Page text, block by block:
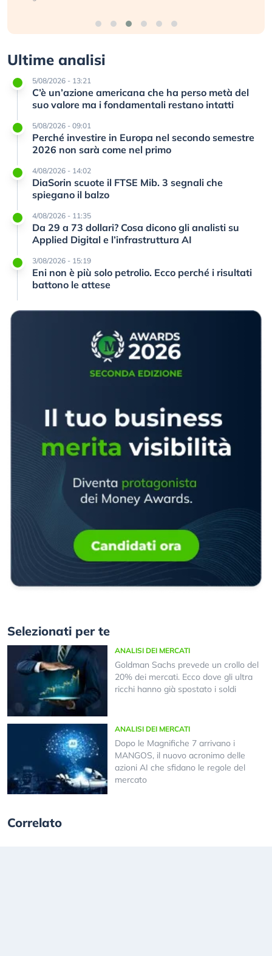
Ultime analisi
5/08/2026 - 13:21
C’è un’azione americana che ha perso metà del
suo valore ma i fondamentali restano intatti
5/08/2026 - 09:01
Perché investire in Europa nel secondo semestre
2026 non sarà come nel primo
4/08/2026 - 14:02
DiaSorin scuote il FTSE Mib. 3 segnali che
spiegano il balzo
4/08/2026 - 11:35
Da 29 a 73 dollari? Cosa dicono gli analisti su
Applied Digital e l’infrastruttura AI
3/08/2026 - 15:19
Eni non è più solo petrolio. Ecco perché i risultati
battono le attese
Selezionati per te
ANALISI DEI MERCATI
Goldman Sachs prevede un crollo del
20% dei mercati. Ecco dove gli ultra
ricchi hanno già spostato i soldi
ANALISI DEI MERCATI
Dopo le Magnifiche 7 arrivano i
MANGOS, il nuovo acronimo delle
azioni AI che sfidano le regole del
mercato
Correlato